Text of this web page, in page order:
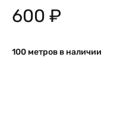
600 ₽
100 метров в наличии